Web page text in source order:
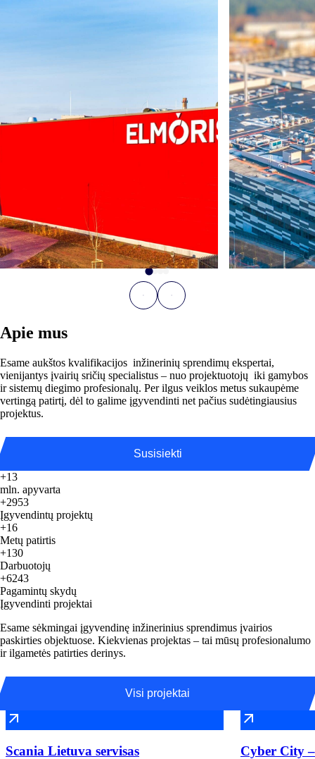
Apie mus
Esame aukštos kvalifikacijos inžinerinių sprendimų ekspertai,
vienijantys įvairių sričių specialistus – nuo projektuotojų iki gamybos
ir sistemų diegimo profesionalų. Per ilgus veiklos metus sukaupėme
vertingą patirtį, dėl to galime įgyvendinti net pačius sudėtingiausius
projektus.
Susisiekti
+13
mln. apyvarta
+2953
Įgyvendintų projektų
+16
Metų patirtis
+130
Darbuotojų
+6243
Pagamintų skydų
Įgyvendinti projektai
Esame sėkmingai įgyvendinę inžinerinius sprendimus įvairios
paskirties objektuose. Kiekvienas projektas – tai mūsų profesionalumo
ir ilgametės patirties derinys.
Visi projektai
Scania Lietuva servisas Cyber City